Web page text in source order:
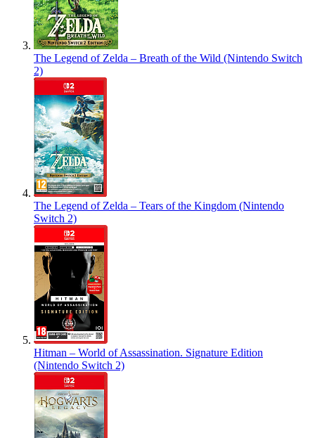
The Legend of Zelda – Breath of the Wild (Nintendo Switch
2)
The Legend of Zelda – Tears of the Kingdom (Nintendo
Switch 2)
Hitman – World of Assassination. Signature Edition
(Nintendo Switch 2)